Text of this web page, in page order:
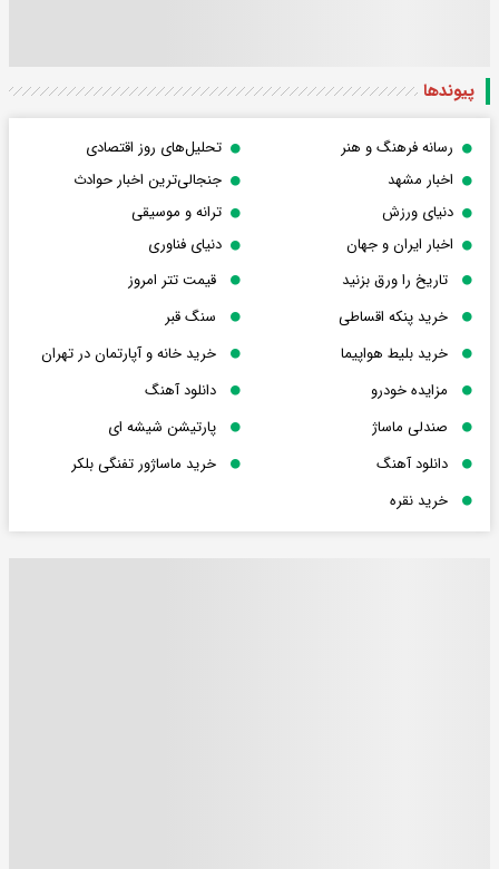
پیوندها
رسانه فرهنگ و هنر
تحلیل‌های روز اقتصادی
اخبار مشهد
جنجالی‌ترین اخبار حوادث
دنیای ورزش
ترانه و موسیقی
اخبار ایران و جهان
دنیای فناوری
تاریخ را ورق بزنید
قیمت تتر امروز
خرید پنکه اقساطی
سنگ قبر
خرید بلیط هواپیما
خرید خانه و آپارتمان در تهران
مزایده خودرو
دانلود آهنگ
صندلی ماساژ
پارتیشن شیشه ای
دانلود آهنگ
خرید ماساژور تفنگی بلکر
خرید نقره